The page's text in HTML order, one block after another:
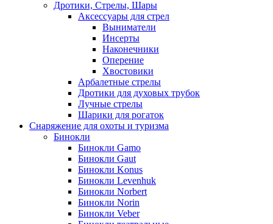
Дротики, Стрелы, Шары
Аксессуары для стрел
Выниматели
Инсерты
Наконечники
Оперение
Хвостовики
Арбалетные стрелы
Дротики для духовых трубок
Лучные стрелы
Шарики для рогаток
Снаряжение для охоты и туризма
Бинокли
Бинокли Gamo
Бинокли Gaut
Бинокли Konus
Бинокли Levenhuk
Бинокли Norbert
Бинокли Norin
Бинокли Veber